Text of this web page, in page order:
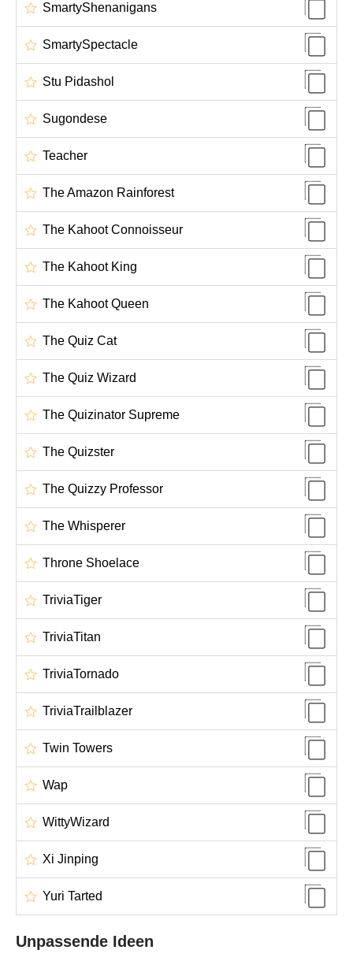
SmartyShenanigans
SmartySpectacle
Stu Pidashol
Sugondese
Teacher
The Amazon Rainforest
The Kahoot Connoisseur
The Kahoot King
The Kahoot Queen
The Quiz Cat
The Quiz Wizard
The Quizinator Supreme
The Quizster
The Quizzy Professor
The Whisperer
Throne Shoelace
TriviaTiger
TriviaTitan
TriviaTornado
TriviaTrailblazer
Twin Towers
Wap
WittyWizard
Xi Jinping
Yuri Tarted
Unpassende Ideen